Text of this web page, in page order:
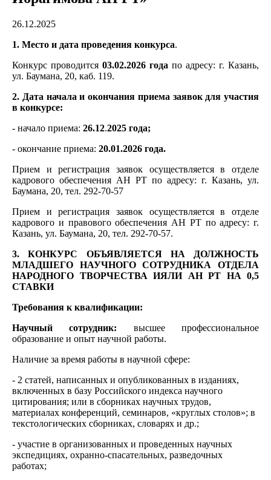
26.12.2025
1. Место и дата проведения конкурса.
Конкурс проводится 03.02.2026 года по адресу: г. Казань,
ул. Баумана, 20, каб. 119.
2. Дата начала и окончания приема заявок для участия
в конкурсе:
- начало приема: 26.12.2025 года;
- окончание приема: 20.01.2026 года.
Прием и регистрация заявок осуществляется в отделе
кадрового обеспечения АН РТ по адресу: г. Казань, ул.
Баумана, 20, тел. 292-70-57
Прием и регистрация заявок осуществляется в отделе
кадрового и правового обеспечения АН РТ по адресу: г.
Казань, ул. Баумана, 20, тел. 292-70-57.
3. КОНКУРС ОБЪЯВЛЯЕТСЯ НА ДОЛЖНОСТЬ
МЛАДШЕГО НАУЧНОГО СОТРУДНИКА ОТДЕЛА
НАРОДНОГО ТВОРЧЕСТВА ИЯЛИ АН РТ НА 0,5
СТАВКИ
Требования к квалификации:
Научный сотрудник: высшее профессиональное
образование и опыт научной работы.
Наличие за время работы в научной сфере:
- 2 статей, написанных и опубликованных в изданиях,
включенных в базу Российского индекса научного
цитирования; или в сборниках научных трудов,
материалах конференций, семинаров, «круглых столов»; в
текстологических сборниках, словарях и др.;
- участие в организованных и проведенных научных
экспедициях, охранно-спасательных, разведочных
работах;